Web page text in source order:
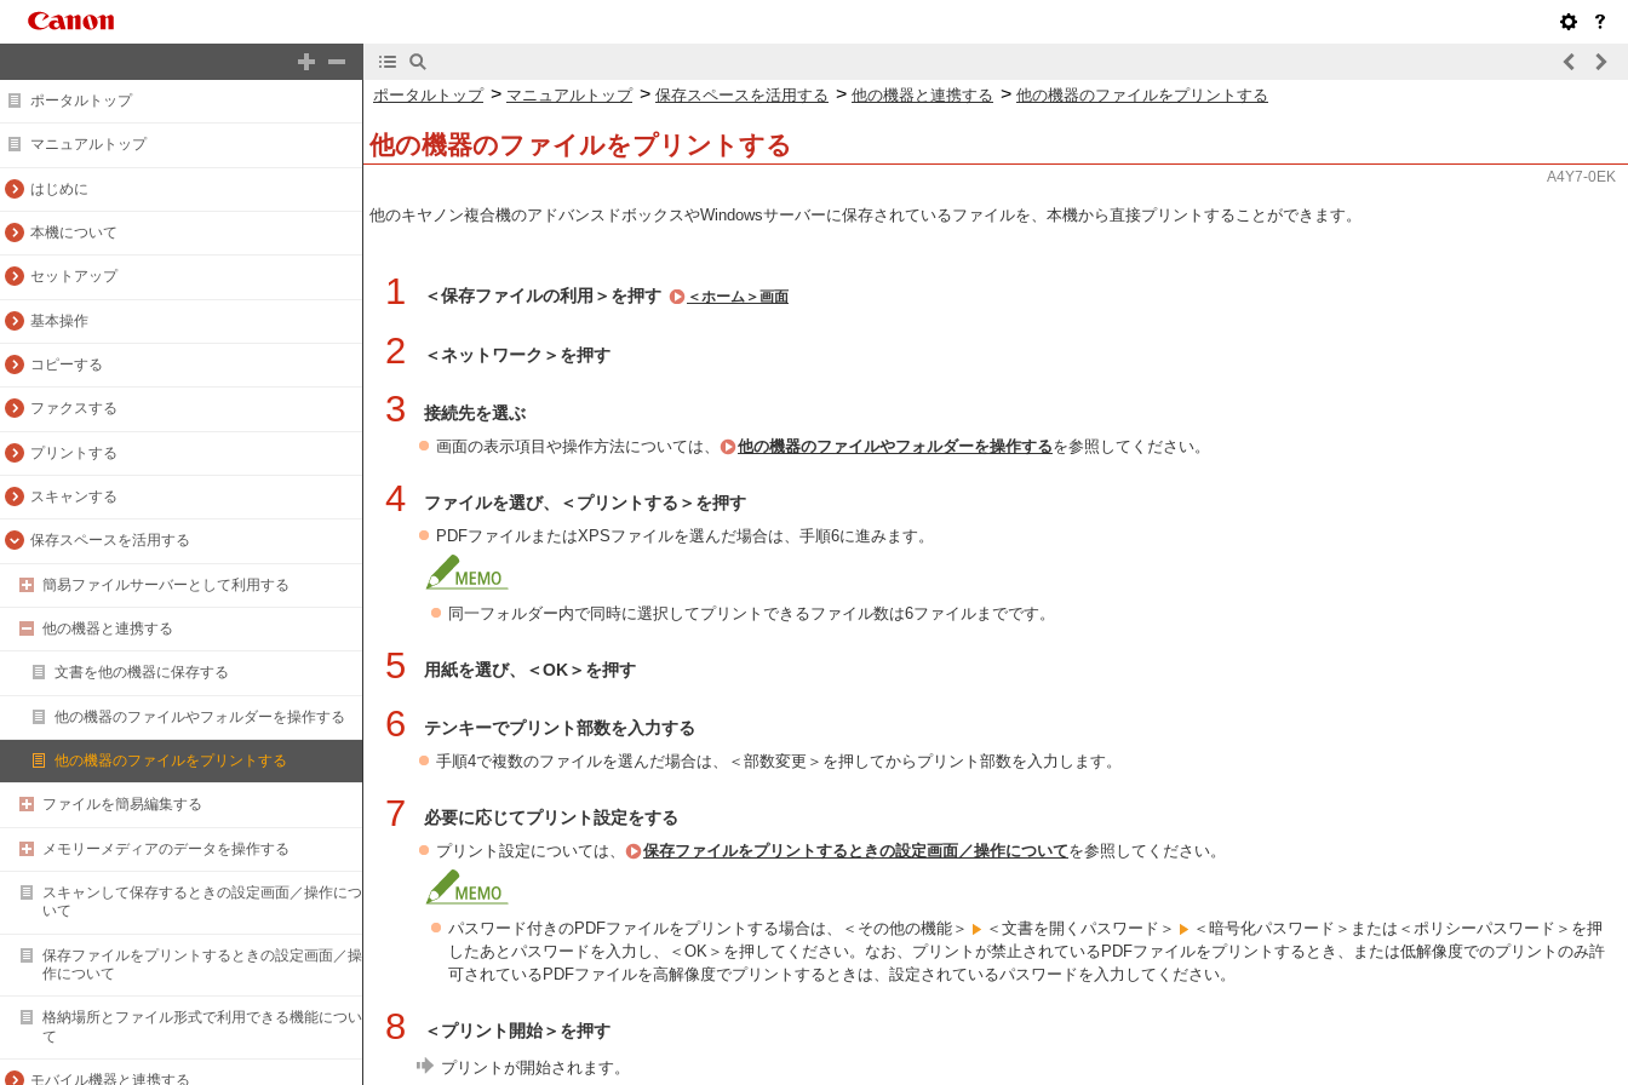
ポータルトップ
マニュアルトップ
はじめに
本機について
セットアップ
基本操作
コピーする
ファクスする
プリントする
スキャンする
保存スペースを活用する
簡易ファイルサーバーとして利用する
他の機器と連携する
文書を他の機器に保存する
他の機器のファイルやフォルダーを操作する
他の機器のファイルをプリントする
ファイルを簡易編集する
メモリーメディアのデータを操作する
スキャンして保存するときの設定画面／操作につ
いて
保存ファイルをプリントするときの設定画面／操
作について
格納場所とファイル形式で利用できる機能につい
て
モバイル機器と連携する
ポータルトップ > マニュアルトップ > 保存スペースを活用する > 他の機器と連携する > 他の機器のファイルをプリントする
他の機器のファイルをプリントする
A4Y7-0EK
他のキヤノン複合機のアドバンスドボックスやWindowsサーバーに保存されているファイルを、本機から直接プリントすることができます。
1 ＜保存ファイルの利用＞を押す ＜ホーム＞画面
2 ＜ネットワーク＞を押す
3 接続先を選ぶ
画面の表示項目や操作方法については、 他の機器のファイルやフォルダーを操作するを参照してください。
4 ファイルを選び、＜プリントする＞を押す
PDFファイルまたはXPSファイルを選んだ場合は、手順6に進みます。
同一フォルダー内で同時に選択してプリントできるファイル数は6ファイルまでです。
5 用紙を選び、＜OK＞を押す
6 テンキーでプリント部数を入力する
手順4で複数のファイルを選んだ場合は、＜部数変更＞を押してからプリント部数を入力します。
7 必要に応じてプリント設定をする
プリント設定については、 保存ファイルをプリントするときの設定画面／操作についてを参照してください。
パスワード付きのPDFファイルをプリントする場合は、＜その他の機能＞ ＜文書を開くパスワード＞
＜暗号化パスワード＞または＜ポリシーパスワード＞を押
したあとパスワードを入力し、＜OK＞を押してください。なお、プリントが禁止されているPDFファイルをプリントするとき、または低解像度でのプリントのみ許
可されているPDFファイルを高解像度でプリントするときは、設定されているパスワードを入力してください。
8 ＜プリント開始＞を押す
プリントが開始されます。